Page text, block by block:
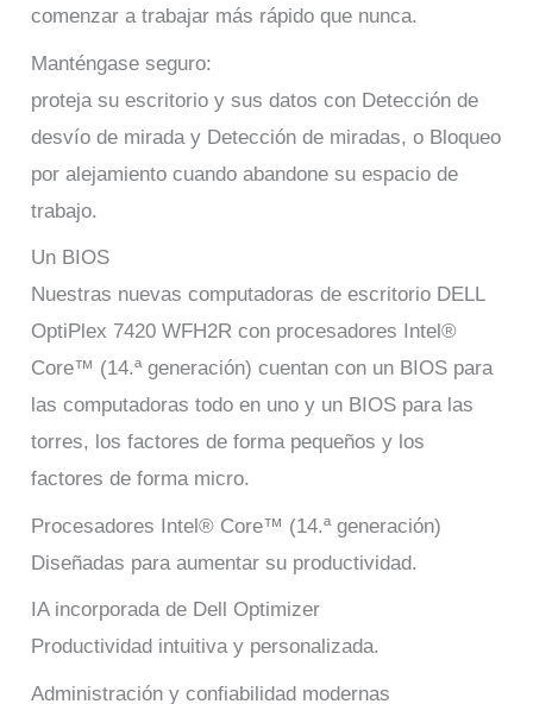
comenzar a trabajar más rápido que nunca.
Manténgase seguro:
proteja su escritorio y sus datos con Detección de
desvío de mirada y Detección de miradas, o Bloqueo
por alejamiento cuando abandone su espacio de
trabajo.
Un BIOS
Nuestras nuevas computadoras de escritorio DELL
OptiPlex 7420 WFH2R con procesadores Intel®
Core™ (14.ª generación) cuentan con un BIOS para
las computadoras todo en uno y un BIOS para las
torres, los factores de forma pequeños y los
factores de forma micro.
Procesadores Intel® Core™ (14.ª generación)
Diseñadas para aumentar su productividad.
IA incorporada de Dell Optimizer
Productividad intuitiva y personalizada.
Administración y confiabilidad modernas